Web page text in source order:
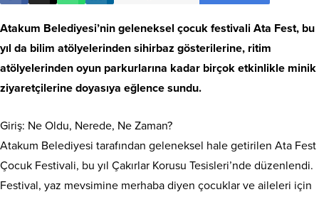
Atakum Belediyesi’nin geleneksel çocuk festivali Ata Fest, bu
yıl da bilim atölyelerinden sihirbaz gösterilerine, ritim
atölyelerinden oyun parkurlarına kadar birçok etkinlikle minik
ziyaretçilerine doyasıya eğlence sundu.
Giriş: Ne Oldu, Nerede, Ne Zaman?
Atakum Belediyesi tarafından geleneksel hale getirilen Ata Fest
Çocuk Festivali, bu yıl Çakırlar Korusu Tesisleri’nde düzenlendi.
Festival, yaz mevsimine merhaba diyen çocuklar ve aileleri için